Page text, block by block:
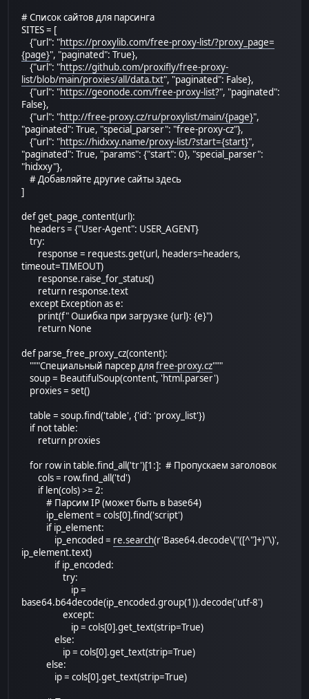
# Список сайтов для парсинга
SITES = [
{"url": "https://proxylib.com/free-proxy-list/?proxy_page=
{page}", "paginated": True},
{"url": "https://github.com/proxifly/free-proxy-
list/blob/main/proxies/all/data.txt", "paginated": False},
{"url": "https://geonode.com/free-proxy-list?", "paginated":
False},
{"url": "http://free-proxy.cz/ru/proxylist/main/{page}",
"paginated": True, "special_parser": "free-proxy-cz"},
{"url": "https://hidxxy.name/proxy-list/?start={start}",
"paginated": True, "params": {"start": 0}, "special_parser":
"hidxxy"},
# Добавляйте другие сайты здесь
]
def get_page_content(url):
headers = {"User-Agent": USER_AGENT}
try:
response = requests.get(url, headers=headers,
timeout=TIMEOUT)
response.raise_for_status()
return response.text
except Exception as e:
print(f" Ошибка при загрузке {url}: {e}")
return None
def parse_free_proxy_cz(content):
"""Специальный парсер дляfree-proxy.cz"""
soup = BeautifulSoup(content, 'html.parser')
proxies = set()
table = soup.find('table', {'id': 'proxy_list'})
if not table:
return proxies
for row in table.find_all('tr')[1:]: # Пропускаем заголовок
cols = row.find_all('td')
if len(cols) >= 2:
# Парсим IP (может быть в base64)
ip_element = cols[0].find('script')
if ip_element:
ip_encoded = re.search(r'Base64.decode\("([^"]+)"\)',
ip_element.text)
if ip_encoded:
try:
ip =
base64.b64decode(ip_encoded.group(1)).decode('utf-8')
except:
ip = cols[0].get_text(strip=True)
else:
ip = cols[0].get_text(strip=True)
else:
ip = cols[0].get_text(strip=True)